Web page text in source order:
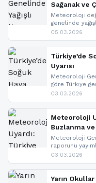
Sağanak ve
Meteoroloji
genelinde
bölgelerinde
ise çığ
nedeniyle
yaşanabileceği
05.03.2026
Türkiye’de
Uyarısı
Meteoroloji
göre Türkiye
oluyor. Birçok il
03.03.2026
Meteoroloji
Buzlanma ve
Meteoroloji
raporunu
ve don
yapıldı. İşte
03.03.2026
Yarın